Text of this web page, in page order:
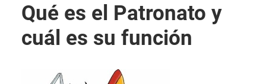
Qué es el Patronato y
cuál es su función